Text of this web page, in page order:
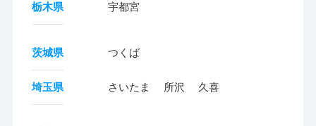
栃木県 宇都宮
茨城県 つくば
埼玉県 さいたま 所沢 久喜